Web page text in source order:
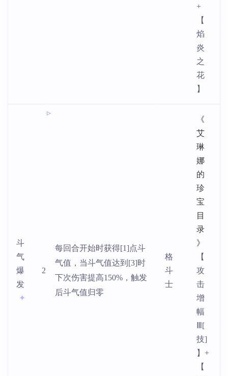
+
【
焰
炎
之
花
】
斗
气
爆
发
2
每回合开始时获得[1]点斗
气值，当斗气值达到[3]时
下次伤害提高150%，触发
后斗气值归零
格
斗
士
《
艾
琳
娜
的
珍
宝
目
录
》
【
攻
击
增
幅
Ⅲ[
技]
】+
【